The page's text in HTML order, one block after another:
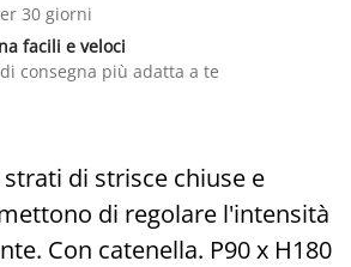
30 giorni
facili e veloci
consegna più adatta a te
di strisce chiuse e
di regolare l'intensità
Con catenella. P90 x H180